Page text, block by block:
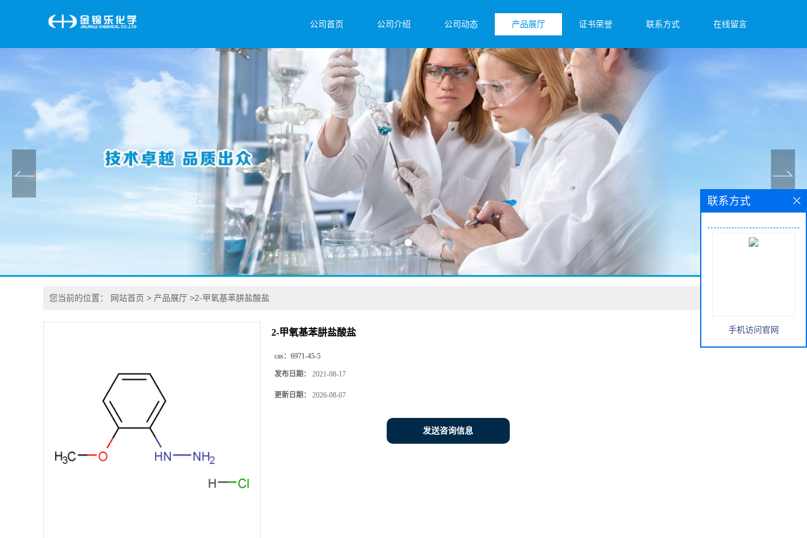
公司首页 公司介绍 公司动态 产品展厅 证书荣誉 联系方式 在线留言
您当前的位置： 网站首页 > 产品展厅 >2-甲氧基苯肼盐酸盐
2-甲氧基苯肼盐酸盐
cas： 6971-45-5
发布日期： 2021-08-17
更新日期： 2026-08-07
发送咨询信息
联系方式
手机访问官网